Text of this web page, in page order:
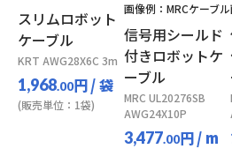
スリムロボット
ケーブル
KRT AWG28X6C 3m
1,968.00円/ 袋
(販売単位：1袋)
画像例：MRCケーブル
信号用シールド
付きロボットケ
ーブル
MRC UL20276SB
AWG24X10P
3,477.00円/ m